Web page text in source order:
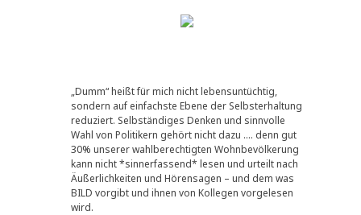
„Dumm“ heißt für mich nicht lebensuntüchtig,
sondern auf einfachste Ebene der Selbsterhaltung
reduziert. Selbständiges Denken und sinnvolle
Wahl von Politikern gehört nicht dazu …. denn gut
30% unserer wahlberechtigten Wohnbevölkerung
kann nicht *sinnerfassend* lesen und urteilt nach
Äußerlichkeiten und Hörensagen – und dem was
BILD vorgibt und ihnen von Kollegen vorgelesen
wird.